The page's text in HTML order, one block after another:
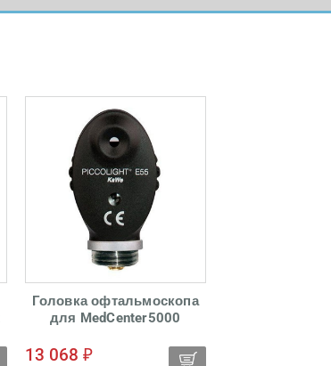
Головка офтальмоскопа
для MedCenter5000
13 068 ₽